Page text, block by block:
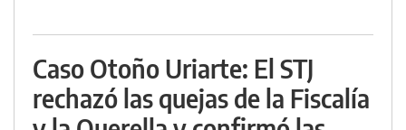
Caso Otoño Uriarte: El STJ
rechazó las quejas de la Fiscalía